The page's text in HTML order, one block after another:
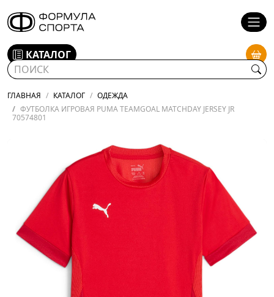
КАТАЛОГ
ГЛАВНАЯ КАТАЛОГ
ОДЕЖДА
ФУТБОЛКА ИГРОВАЯ PUMA TEAMGOAL MATCHDAY JERSEY JR
70574801